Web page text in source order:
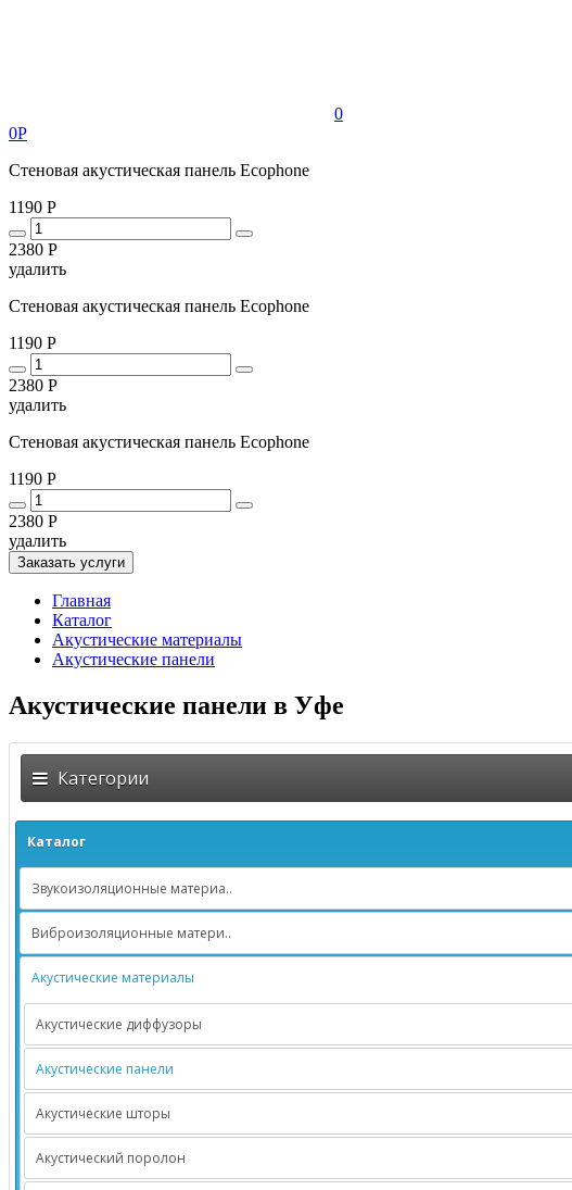
0
0Р
Стеновая акустическая панель Ecophone
1190 Р
2380 Р
удалить
Стеновая акустическая панель Ecophone
1190 Р
2380 Р
удалить
Стеновая акустическая панель Ecophone
1190 Р
2380 Р
удалить
Заказать услуги
Главная
Каталог
Акустические материалы
Акустические панели
Акустические панели в Уфе
Категории
Каталог
Звукоизоляционные материа..
Виброизоляционные матери..
Акустические материалы
Акустические диффузоры
Акустические панели
Акустические шторы
Акустический поролон